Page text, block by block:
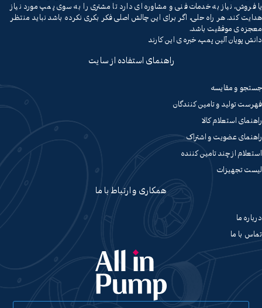
یا فروش، نیاز به خدمات فنی و مشاوره ای دارد تا مشتری را به سوی پمپ مورد نیاز
هدایت کند. هر راه حلی، اگر برای این چالش اصلی فکر بکری نکرده باشد نباید منتظر
معجزه ی موفقیت باشد.
دانش پویان آلین پمپ، خبره ی این کارند
راهنمای استفاده از سایت
جستجو و مقایسه
فهرست تولید و تامین کنندگان
راهنمای استعلام کالا
راهنمای عضویت و اشتراک
استعلام از چند تامین کننده
لیست تجهیزات
همکاری و ارتباط با ما
درباره ما
تماس با ما